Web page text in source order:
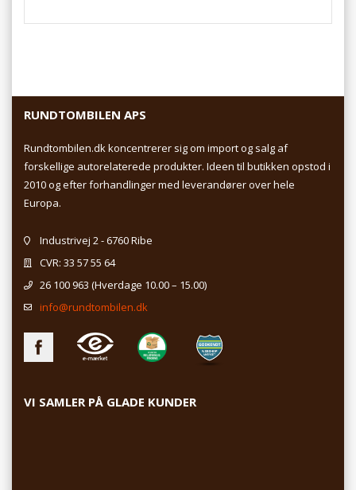
RUNDTOMBILEN APS
Rundtombilen.dk koncentrerer sig om import og salg af
forskellige autorelaterede produkter. Ideen til butikken opstod i
2010 og efter forhandlinger med leverandører over hele
Europa.
Industrivej 2 - 6760 Ribe
CVR: 33 57 55 64
26 100 963 (Hverdage 10.00 – 15.00)
info@rundtombilen.dk
VI SAMLER PÅ GLADE KUNDER